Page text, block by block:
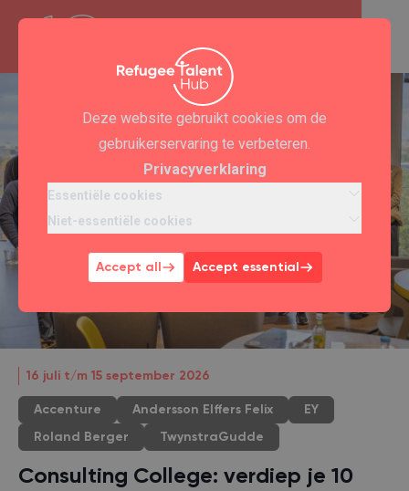
Deze website gebruikt cookies om de
gebruikerservaring te verbeteren.
Privacyverklaring
Essentiële cookies
Niet-essentiële cookies
Accept all Accept essential
16 juli t/m 15 september 2026
Accenture Andersson Elffers Felix EY
Roland Berger TwynstraGudde
Consulting College: verdiep je 10